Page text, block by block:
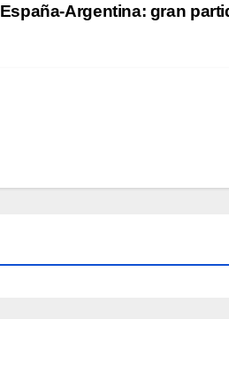
España-Argentina: gran